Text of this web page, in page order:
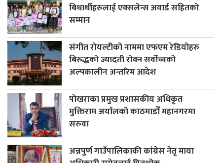
बिधार्थीहरुलाई एक्सलेन्स अवार्ड सहितको
सम्मान
संगीत रोयल्टीको नाममा एफएम रेडियोहरु
बिरुद्धको ज्यादती रोक्न सर्वोच्चको
अल्पकालीन अन्तरिम आदेश
पोखराका प्रमुख प्रशासकीय अधिकृत
मुक्तिराम अर्यालको काठमाडौँ महानगरमा
सरुवा
अन्नपुर्ण गाउँपालिकाकी कांग्रेस नेतृ माया